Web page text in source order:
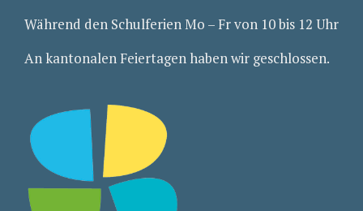
Während den Schulferien Mo – Fr von 10 bis 12 Uhr
An kantonalen Feiertagen haben wir geschlossen.